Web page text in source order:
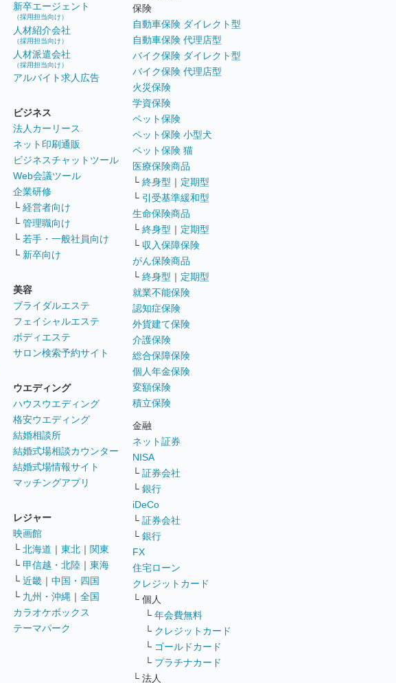
新卒エージェント
（採用担当向け）
人材紹介会社
（採用担当向け）
人材派遣会社
（採用担当向け）
アルバイト求人広告
ビジネス
法人カーリース
ネット印刷通販
ビジネスチャットツール
Web会議ツール
企業研修
└ 経営者向け
└ 管理職向け
└ 若手・一般社員向け
└ 新卒向け
美容
ブライダルエステ
フェイシャルエステ
ボディエステ
サロン検索予約サイト
ウエディング
ハウスウエディング
格安ウエディング
結婚相談所
結婚式場相談カウンター
結婚式場情報サイト
マッチングアプリ
レジャー
映画館
└ 北海道 ｜ 東北 ｜ 関東
└ 甲信越・北陸 ｜ 東海
└ 近畿 ｜ 中国・四国
└ 九州・沖縄 ｜ 全国
カラオケボックス
テーマパーク
保険
自動車保険 ダイレクト型
自動車保険 代理店型
バイク保険 ダイレクト型
バイク保険 代理店型
火災保険
学資保険
ペット保険
ペット保険 小型犬
ペット保険 猫
医療保険商品
└ 終身型 ｜ 定期型
└ 引受基準緩和型
生命保険商品
└ 終身型 ｜ 定期型
└ 収入保障保険
がん保険商品
└ 終身型 ｜ 定期型
就業不能保険
認知症保険
外貨建て保険
介護保険
総合保障保険
個人年金保険
変額保険
積立保険
金融
ネット証券
NISA
└ 証券会社
└ 銀行
iDeCo
└ 証券会社
└ 銀行
FX
住宅ローン
クレジットカード
└ 個人
└ 年会費無料
└ クレジットカード
└ ゴールドカード
└ プラチナカード
└ 法人